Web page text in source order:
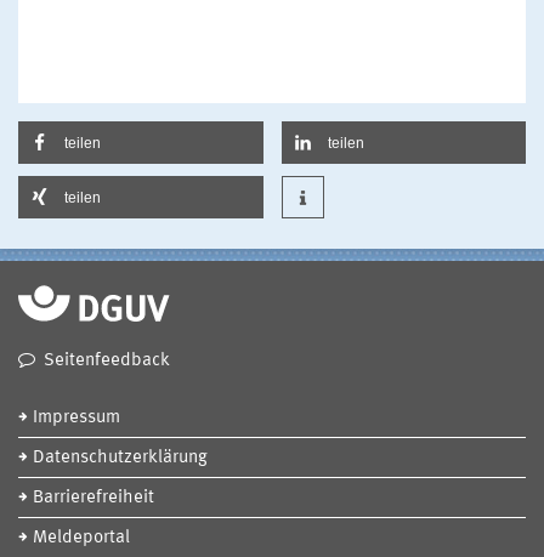
teilen teilen
teilen
Seitenfeedback
Impressum
Datenschutzerklärung
Barrierefreiheit
Meldeportal